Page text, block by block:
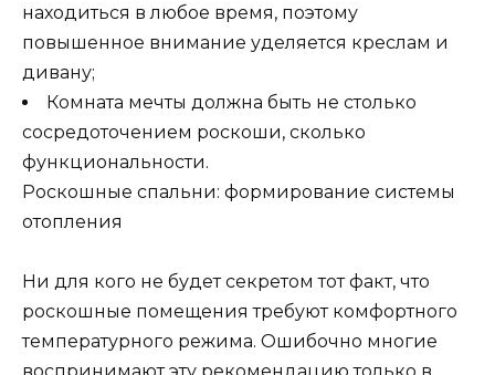
находиться в любое время, поэтому
повышенное внимание уделяется креслам и
дивану;
Комната мечты должна быть не столько
сосредоточением роскоши, сколько
функциональности.
Роскошные спальни: формирование системы
отопления
Ни для кого не будет секретом тот факт, что
роскошные помещения требуют комфортного
температурного режима. Ошибочно многие